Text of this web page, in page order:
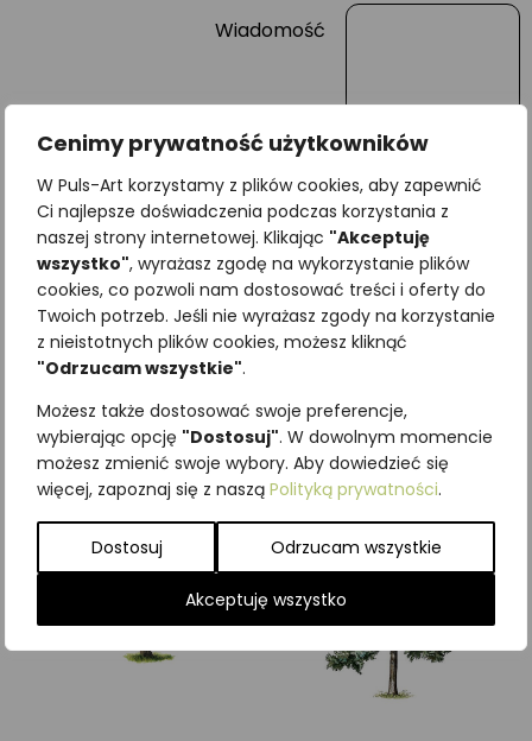
Cenimy prywatność użytkowników
W Puls-Art korzystamy z plików cookies, aby zapewnić
Ci najlepsze doświadczenia podczas korzystania z
naszej strony internetowej. Klikając "Akceptuję
wszystko", wyrażasz zgodę na wykorzystanie plików
cookies, co pozwoli nam dostosować treści i oferty do
Twoich potrzeb. Jeśli nie wyrażasz zgody na korzystanie
z nieistotnych plików cookies, możesz kliknąć
"Odrzucam wszystkie".
Możesz także dostosować swoje preferencje,
wybierając opcję "Dostosuj". W dowolnym momencie
możesz zmienić swoje wybory. Aby dowiedzieć się
więcej, zapoznaj się z naszą Polityką prywatności.
Dostosuj Odrzucam wszystkie
Akceptuję wszystko
Wiadomość
Najniższa cena z ostatnich 30
dni:65,00zł
SKU:
Podobne produkty